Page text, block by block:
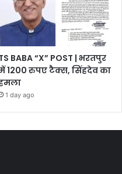
BABA “X” POST | भरतपुर
1200 रुपए टैक्स, सिंहदेव का
1 day ago